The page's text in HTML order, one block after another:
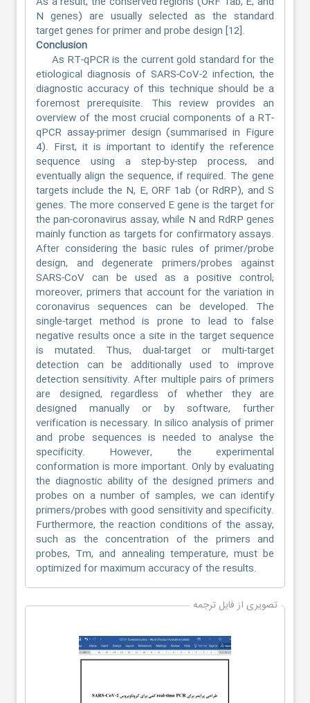
N genes) are usually selected as the standard
target genes for primer and probe design [12].
Conclusion
As RT-qPCR is the current gold standard for the
etiological diagnosis of SARS-CoV-2 infection, the
diagnostic accuracy of this technique should be a
foremost prerequisite. This review provides an
overview of the most crucial components of a RT-
qPCR assay-primer design (summarised in Figure
4). First, it is important to identify the reference
sequence using a step-by-step process, and
eventually align the sequence, if required. The gene
targets include the N, E, ORF 1ab (or RdRP), and S
genes. The more conserved E gene is the target for
the pan-coronavirus assay, while N and RdRP genes
mainly function as targets for confirmatory assays.
After considering the basic rules of primer/probe
design, and degenerate primers/probes against
SARS-CoV can be used as a positive control;
moreover, primers that account for the variation in
coronavirus sequences can be developed. The
single-target method is prone to lead to false
negative results once a site in the target sequence
is mutated. Thus, dual-target or multi-target
detection can be additionally used to improve
detection sensitivity. After multiple pairs of primers
are designed, regardless of whether they are
designed manually or by software, further
verification is necessary. In silico analysis of primer
and probe sequences is needed to analyse the
specificity. However, the experimental
conformation is more important. Only by evaluating
the diagnostic ability of the designed primers and
probes on a number of samples, we can identify
primers/probes with good sensitivity and specificity.
Furthermore, the reaction conditions of the assay,
such as the concentration of the primers and
probes, Tm, and annealing temperature, must be
optimized for maximum accuracy of the results.
تصویری از فایل ترجمه